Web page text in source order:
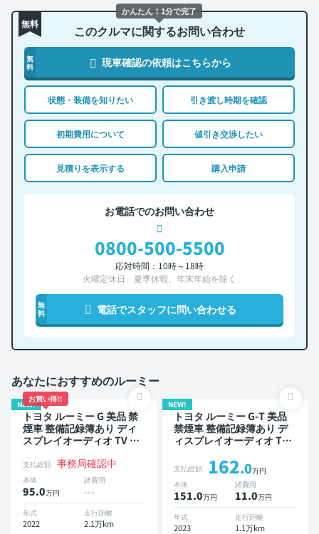
無料 このクルマに関するお問い合わせ
無
料
現車確認の依頼はこちらから
状態・装備を知りたい 引き渡し時期を確認
初期費用について 値引き交渉したい
見積りを表示する 購入申請
お電話でのお問い合わせ
0800-500-5500
応対時間：10時～18時
火曜定休日、夏季休暇、年末年始を除く
無
料
電話でスタッフに問い合わせる
あなたにおすすめのルーミー
NEW!
お買い得!!
トヨタ ルーミー G 美品 禁
煙車 整備記録簿あり ディ
スプレイオーディオ TV ス
ニター 全方位カメラ ドラ
イブレコーダー 衝突軽減
両側電動スライドドア
支払総額 事務局確認中
本体
95.0万円
諸費用
---
年式
2022
走行距離
2.1万km
NEW!
トヨタ ルーミー G-T 美品
禁煙車 整備記録簿あり デ
ィスプレイオーディオ TV
モニター 全方位カメラ ド
ライブレコーダー 社外アル
ミ 衝突軽減 両側電動スラ
イドドア
支払総額 162.0万円
本体
151.0万円
諸費用
11.0万円
年式
2023
走行距離
1.1万km
かんたん！1分で完了